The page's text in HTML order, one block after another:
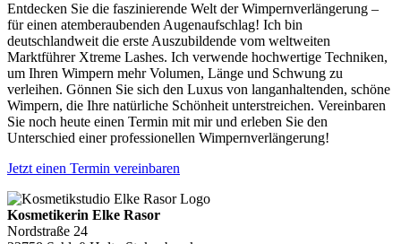
Entdecken Sie die faszinierende Welt der Wimpernverlängerung –
für einen atemberaubenden Augenaufschlag! Ich bin
deutschlandweit die erste Auszubildende vom weltweiten
Marktführer Xtreme Lashes. Ich verwende hochwertige Techniken,
um Ihren Wimpern mehr Volumen, Länge und Schwung zu
verleihen. Gönnen Sie sich den Luxus von langanhaltenden, schöne
Wimpern, die Ihre natürliche Schönheit unterstreichen. Vereinbaren
Sie noch heute einen Termin mit mir und erleben Sie den
Unterschied einer professionellen Wimpernverlängerung!
Jetzt einen Termin vereinbaren
Kosmetikerin Elke Rasor
Nordstraße 24